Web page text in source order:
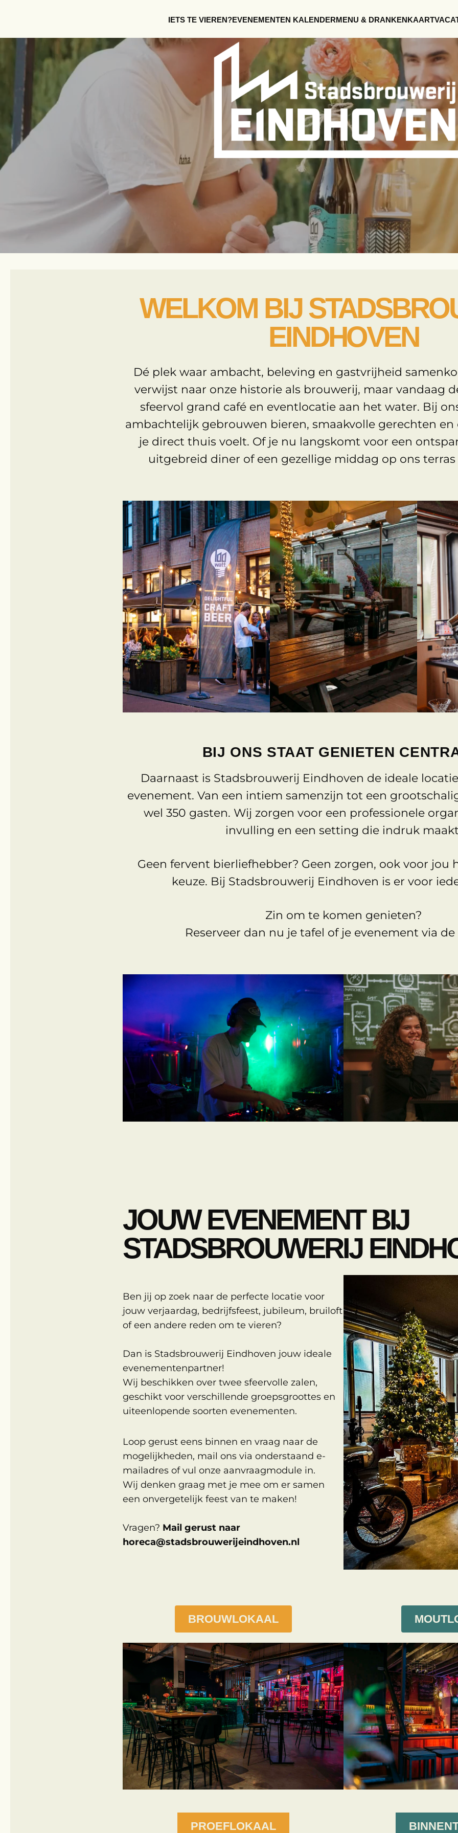
IETS TE VIEREN?EVENEMENTEN KALENDERMENU & DRANKENKAART
WELKOM BIJ
EINDHOVEN
Dé plek waar ambacht, beleving en gastvrijheid
verwijst naar onze historie als brouwerij, maar vandaag
sfeervol grand café en eventlocatie aan het water. Bij
ambachtelijk gebrouwen bieren, smaakvolle gerechten en
je direct thuis voelt. Of je nu langskomt voor een
uitgebreid diner of een gezellige middag op ons
BIJ ONS STAAT GENIETEN
Daarnaast is Stadsbrouwerij Eindhoven de ideale
evenement. Van een intiem samenzijn tot een
wel 350 gasten. Wij zorgen voor een professionele
invulling en een setting die indruk
Geen fervent bierliefhebber? Geen zorgen, ook voor jou
keuze. Bij Stadsbrouwerij Eindhoven is er voor
Zin om te komen genieten?
Reserveer dan nu je tafel of je evenement via
JOUW EVENEMENT BIJ
STADSBROUWERIJ
Ben jij op zoek naar de perfecte locatie voor
jouw verjaardag, bedrijfsfeest, jubileum, bruiloft
of een andere reden om te vieren?
Dan is Stadsbrouwerij Eindhoven jouw ideale
evenementenpartner!
Wij beschikken over twee sfeervolle zalen,
geschikt voor verschillende groepsgroottes en
uiteenlopende soorten evenementen.
Loop gerust eens binnen en vraag naar de
mogelijkheden, mail ons via onderstaand e-
mailadres of vul onze aanvraagmodule in.
Wij denken graag met je mee om er samen
een onvergetelijk feest van te maken!
Vragen? Mail gerust naar
horeca@stadsbrouwerijeindhoven.nl
BROUWLOKAAL
PROEFLOKAAL